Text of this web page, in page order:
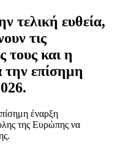
τελική ευθεία,
τις
τους και η
την επίσημη
έναρξη
της Ευρώπης να